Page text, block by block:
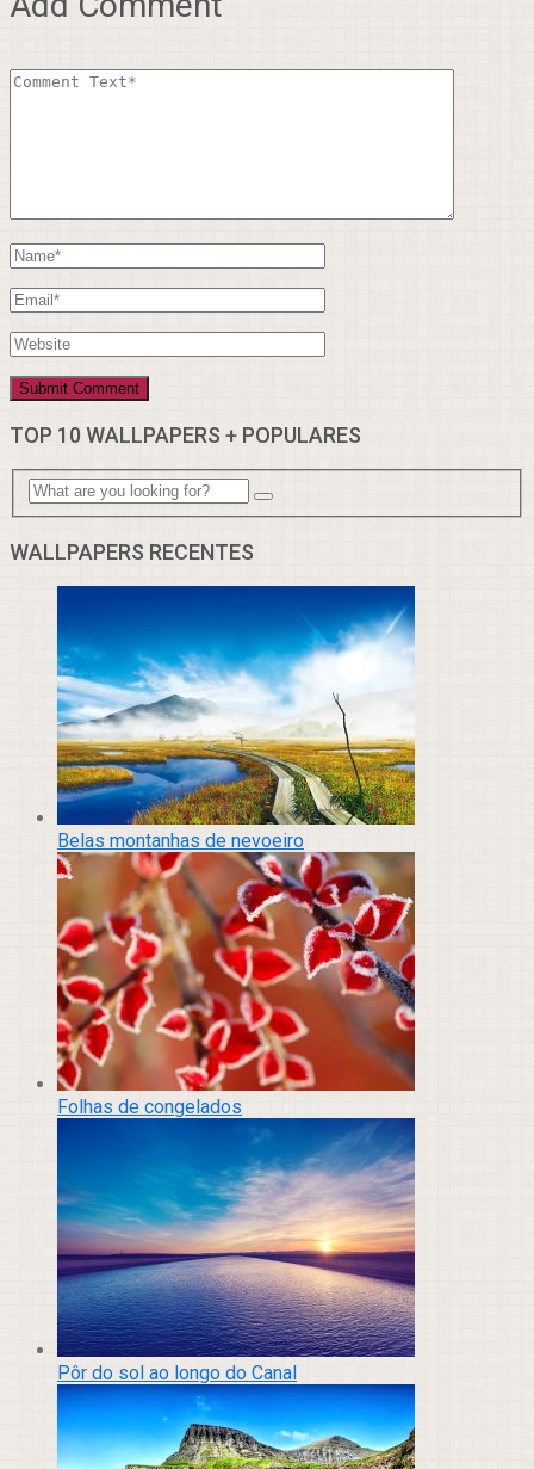
TOP 10 WALLPAPERS + POPULARES
WALLPAPERS RECENTES
Belas montanhas de nevoeiro
Folhas de congelados
Pôr do sol ao longo do Canal